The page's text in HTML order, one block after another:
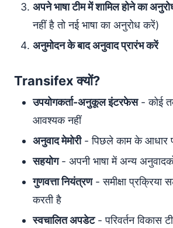
अपने भाषा टीम में शामिल होने का
नहीं है तो नई भाषा का अनुरोध करें)
अनुमोदन के बाद अनुवाद प्रारंभ करें
Transifex क्यों?
उपयोगकर्ता-अनुकूल इंटरफेस- कोई
आवश्यक नहीं
अनुवाद मेमोरी- पिछले काम के आधार
सहयोग- अपनी भाषा में अन्य
गुणवत्ता नियंत्रण- समीक्षा प्रक्रिया
करती है
स्वचालित अपडेट- परिवर्तन विकास